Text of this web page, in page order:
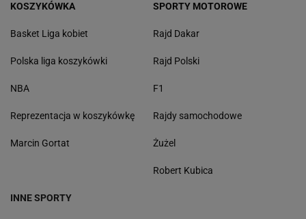
KOSZYKÓWKA
Basket Liga kobiet
Polska liga koszykówki
NBA
Reprezentacja w koszykówkę
Marcin Gortat
SPORTY MOTOROWE
Rajd Dakar
Rajd Polski
F1
Rajdy samochodowe
Żużel
Robert Kubica
INNE SPORTY